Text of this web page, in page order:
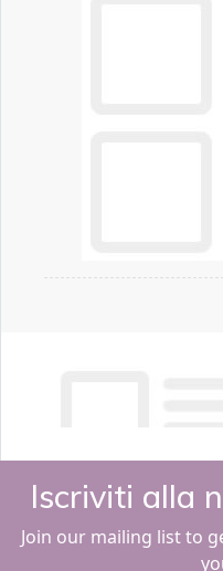
Iscriviti alla
Join our mailing list to